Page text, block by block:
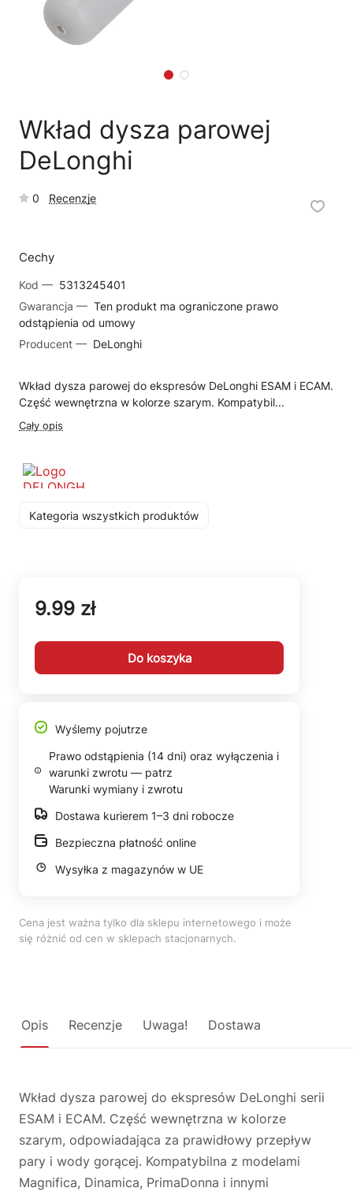
Wkład dysza parowej
DeLonghi
0 Recenzje
Cechy
Kod — 5313245401
Gwarancja — Ten produkt ma ograniczone prawo
odstąpienia od umowy
Producent — DeLonghi
Wkład dysza parowej do ekspresów DeLonghi ESAM i ECAM.
Część wewnętrzna w kolorze szarym. Kompatybil...
Cały opis
Kategoria wszystkich produktów
9.99 zł
Do koszyka
Wyślemy pojutrze
Prawo odstąpienia (14 dni) oraz wyłączenia i
warunki zwrotu — patrz
Warunki wymiany i zwrotu
Dostawa kurierem 1–3 dni robocze
Bezpieczna płatność online
Wysyłka z magazynów w UE
Cena jest ważna tylko dla sklepu internetowego i może
się różnić od cen w sklepach stacjonarnych.
Opis Recenzje Uwaga! Dostawa
Wkład dysza parowej do ekspresów DeLonghi serii
ESAM i ECAM. Część wewnętrzna w kolorze
szarym, odpowiadająca za prawidłowy przepływ
pary i wody gorącej. Kompatybilna z modelami
Magnifica, Dinamica, PrimaDonna i innymi
🗹 Reklamacja naprawy